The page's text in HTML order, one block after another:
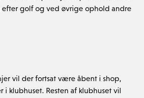
efter golf og ved øvrige ophold andre
vil der fortsat være åbent i shop,
i klubhuset. Resten af klubhuset vil